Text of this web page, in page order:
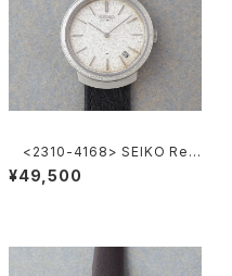
<2310-4168> SEIKO Ref.
2419-0010
¥49,500